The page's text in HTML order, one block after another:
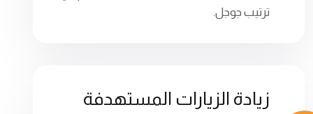
ترتيب جوجل.
زيادة الزيارات المستهدفة